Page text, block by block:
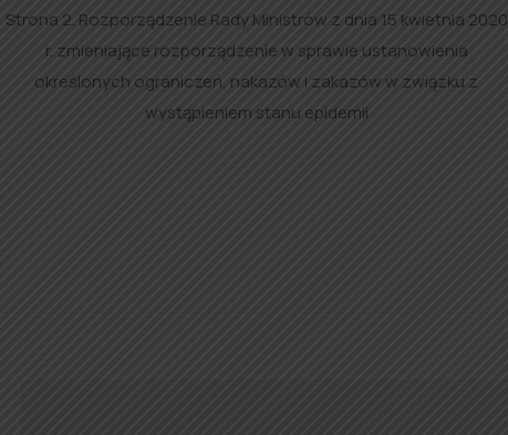
Strona 2. Rozporządzenie Rady Ministrów z dnia 15 kwietnia 2020
r. zmieniające rozporządzenie w sprawie ustanowienia
określonych ograniczeń, nakazów i zakazów w związku z
wystąpieniem stanu epidemii